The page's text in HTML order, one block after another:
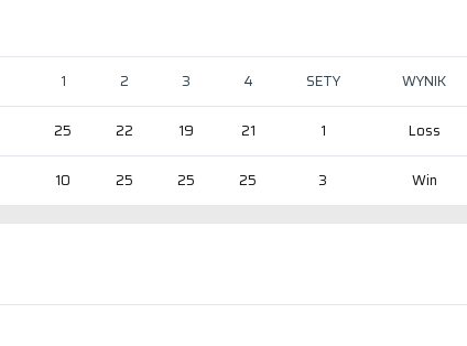
1 2 3 4 SETY WYNIK
25 22 19 21 1 Loss
10 25 25 25 3 Win